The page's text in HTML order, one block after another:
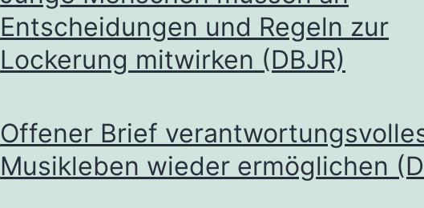
Entscheidungen und Regeln zur
Lockerung mitwirken (DBJR)
Offener Brief
Musikleben wieder ermöglichen